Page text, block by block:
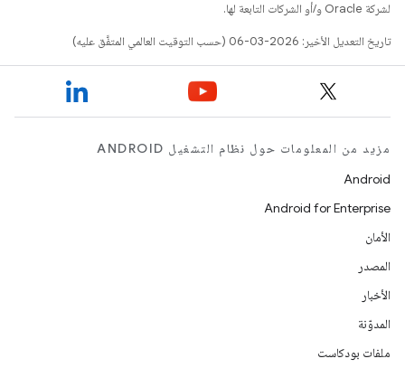
لشركة Oracle و/أو الشركات التابعة لها.
تاريخ التعديل الأخير: 2026-03-06 (حسب التوقيت العالمي المتفَّق عليه)
مزيد من المعلومات حول نظام التشغيل ANDROID
Android
Android for Enterprise
الأمان
المصدر
الأخبار
المدوّنة
ملفات بودكاست